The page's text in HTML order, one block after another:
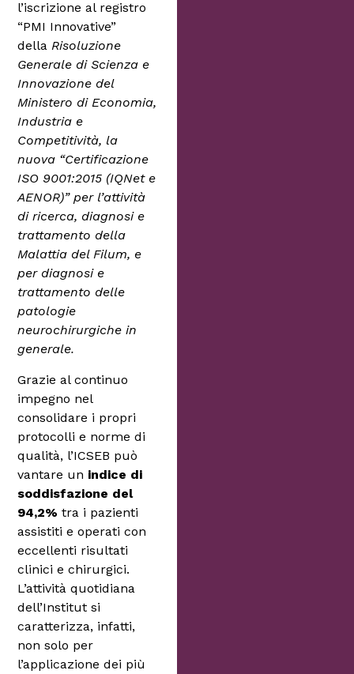
l’iscrizione al registro
“PMI Innovative”
dellaRisoluzione
Generale di Scienza e
Innovazione del
Ministero di Economia,
Industria e
Competitività, la
nuova “Certificazione
ISO 9001:2015 (IQNet e
AENOR)” per l’attività
di ricerca, diagnosi e
trattamento della
Malattia del Filum, e
per diagnosi e
trattamento delle
patologie
neurochirurgiche in
generale.
Grazie al continuo
impegno nel
consolidare i propri
protocolli e norme di
qualità, l’ICSEB può
vantare un indice di
soddisfazione del
94,2%tra i pazienti
assistiti e operati con
eccellenti risultati
clinici e chirurgici.
L’attività quotidiana
dell’Institut si
caratterizza, infatti,
non solo per
l’applicazione dei più